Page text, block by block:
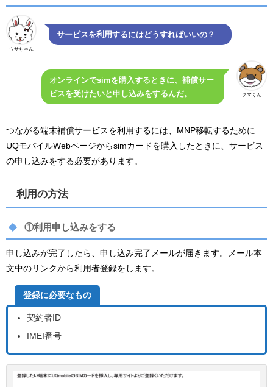
ウサちゃん
サービスを利用するにはどうすればいいの？
クマくん
オンラインでsimを購入するときに、補償サー
ビスを受けたいと申し込みをするんだ。
つながる端末補償サービスを利用するには、MNP移転するために
UQモバイルWebページからsimカードを購入したときに、サービス
の申し込みをする必要があります。
利用の方法
①利用申し込みをする
申し込みが完了したら、申し込み完了メールが届きます。メール本
文中のリンクから利用者登録をします。
登録に必要なもの
契約者ID
IMEI番号